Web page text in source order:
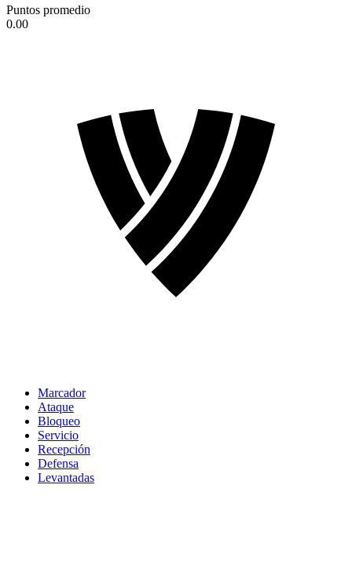
Puntos promedio
0.00
Marcador
Ataque
Bloqueo
Servicio
Recepción
Defensa
Levantadas